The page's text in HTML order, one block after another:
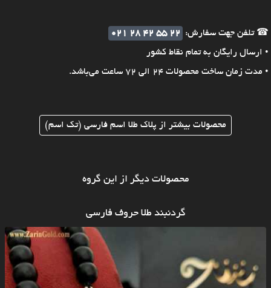
☎ تلفن جهت سفارش:
021 28 42 55 22
• ارسال رایگان به تمام نقاط کشور
• مدت زمان ساخت محصولات 24 الی 72 ساعت می‌باشد.
محصولات بیشتر از پلاک طلا اسم فارسی (تک اسم)
محصولات دیگر از این گروه
گردنبند طلا حروف فارسی